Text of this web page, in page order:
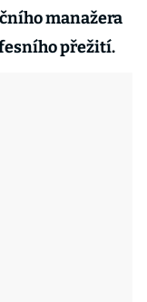
manažera
přežití.